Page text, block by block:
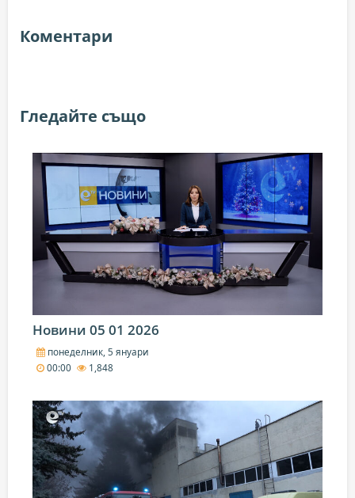
Коментари
Гледайте също
Новини 05 01 2026
понеделник, 5 януари
00:00
1,848